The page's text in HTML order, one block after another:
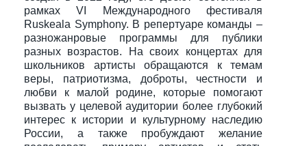
рамках VI Международного фестиваля
Ruskeala Symphony. В репертуаре команды –
разножанровые программы для публики
разных возрастов. На своих концертах для
школьников артисты обращаются к темам
веры, патриотизма, доброты, честности и
любви к малой родине, которые помогают
вызвать у целевой аудитории более глубокий
интерес к истории и культурному наследию
России, а также пробуждают желание